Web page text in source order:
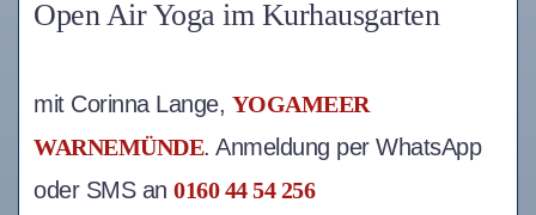
Open Air Yoga im Kurhausgarten
mit Corinna Lange, YOGAMEER
WARNEMÜNDE. Anmeldung per WhatsApp
oder SMS an 0160 44 54 256